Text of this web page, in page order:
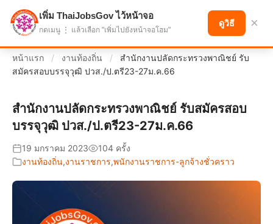
แบ่งปันโอกาส เพื่ออนาคตที่ก้าวหน้า
หน้าแรก / งานท้องถิ่น /
สำนักงานปลัดกระทรวงพาณิชย์ รับ
สมัครสอบบรรจุวุฒิ ปวส./ป.ตรี23-27ม.ค.66
สำนักงานปลัดกระทรวงพาณิชย์ รับสมัครสอบ
บรรจุวุฒิ ปวส./ป.ตรี23-27ม.ค.66
19 มกราคม 2023
104 ครั้ง
งานท้องถิ่น,งานราชการ,พนักงานราชการ-ลูกจ้างชั่วคราว
เพิ่ม ThaiJobsGov ไว้หน้าจอ
กดเมนู ⋮ แล้วเลือก "เพิ่มไปยังหน้าจอโฮม"
ดูวิธี ×